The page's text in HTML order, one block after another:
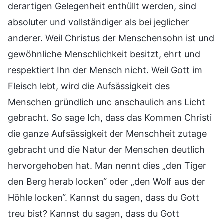
derartigen Gelegenheit enthüllt werden, sind
absoluter und vollständiger als bei jeglicher
anderer. Weil Christus der Menschensohn ist und
gewöhnliche Menschlichkeit besitzt, ehrt und
respektiert Ihn der Mensch nicht. Weil Gott im
Fleisch lebt, wird die Aufsässigkeit des
Menschen gründlich und anschaulich ans Licht
gebracht. So sage Ich, dass das Kommen Christi
die ganze Aufsässigkeit der Menschheit zutage
gebracht und die Natur der Menschen deutlich
hervorgehoben hat. Man nennt dies „den Tiger
den Berg herab locken“ oder „den Wolf aus der
Höhle locken“. Kannst du sagen, dass du Gott
treu bist? Kannst du sagen, dass du Gott